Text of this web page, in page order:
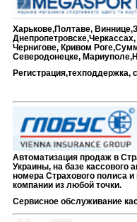
Харькове,Полтаве,
Чернигове, Кривом
Северодонецке,
Автоматизация продаж в
Украины, на базе кассового
номера Страхового полиса
компании из любой точки.
Сервисное обслуживание